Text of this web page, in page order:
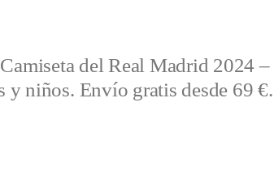
Camiseta del Real Madrid 2024
niños. Envío gratis desde 69